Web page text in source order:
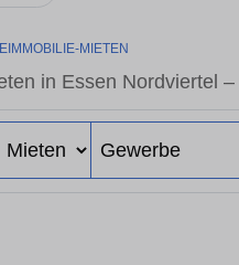
MIETEN
in Essen Nordviertel